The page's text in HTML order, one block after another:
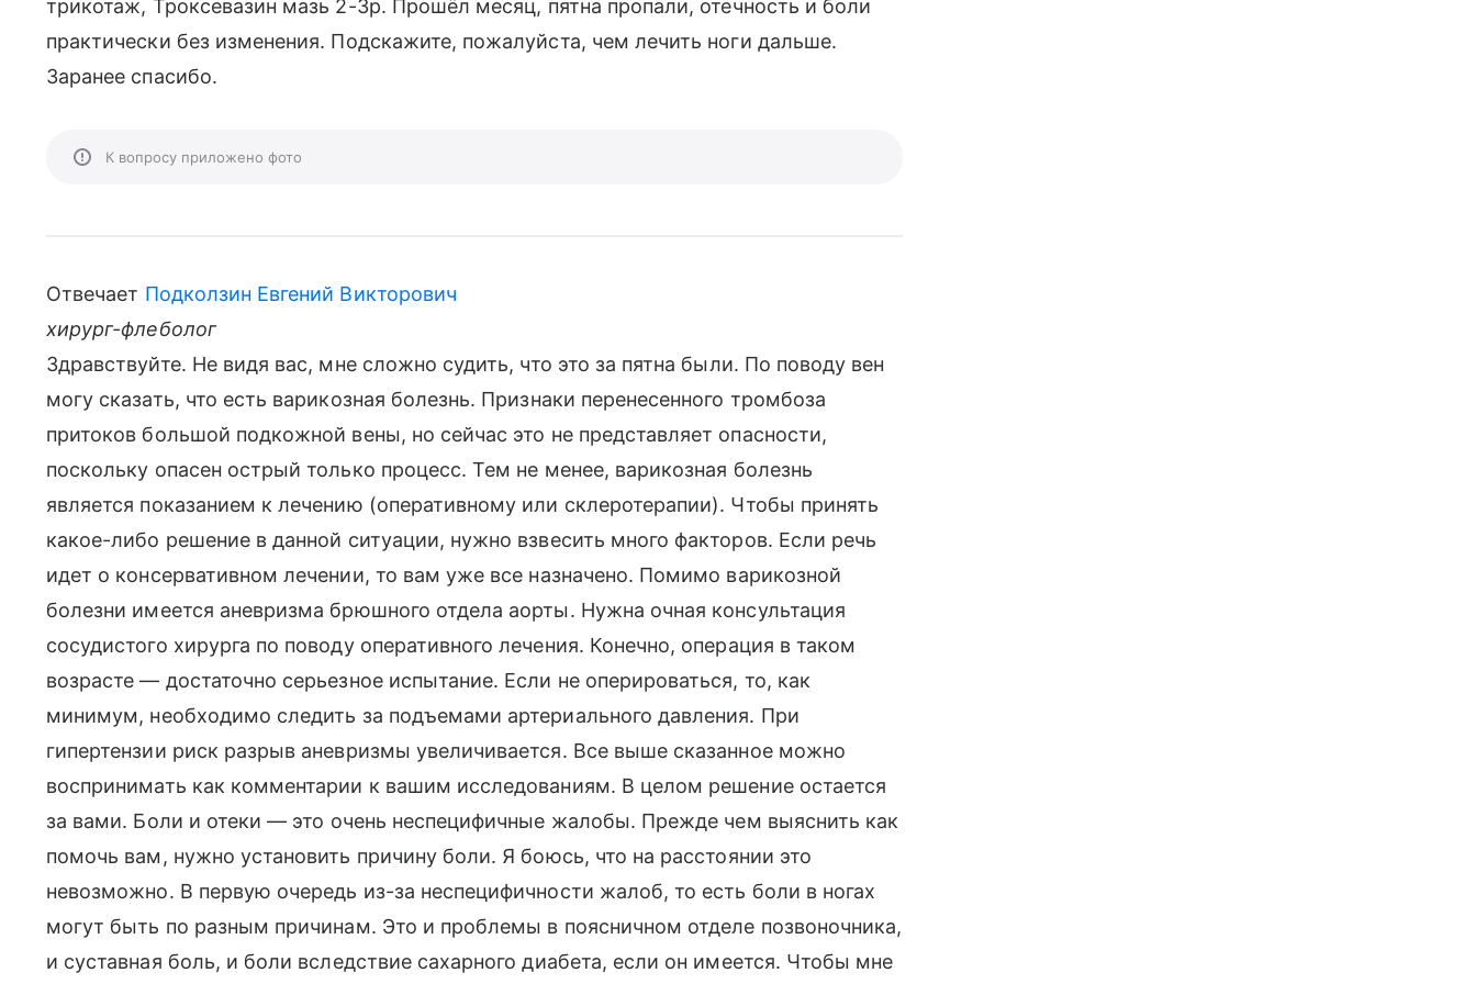
трикотаж, Троксевазин мазь 2-3р. Прошёл месяц, пятна пропали, отечность и боли
практически без изменения. Подскажите, пожалуйста, чем лечить ноги дальше.
Заранее спасибо.
К вопросу приложено фото
Отвечает Подколзин Евгений Викторович
хирург-флеболог
Здравствуйте. Не видя вас, мне сложно судить, что это за пятна были. По поводу вен
могу сказать, что есть варикозная болезнь. Признаки перенесенного тромбоза
притоков большой подкожной вены, но сейчас это не представляет опасности,
поскольку опасен острый только процесс. Тем не менее, варикозная болезнь
является показанием к лечению (оперативному или склеротерапии). Чтобы принять
какое-либо решение в данной ситуации, нужно взвесить много факторов. Если речь
идет о консервативном лечении, то вам уже все назначено. Помимо варикозной
болезни имеется аневризма брюшного отдела аорты. Нужна очная консультация
сосудистого хирурга по поводу оперативного лечения. Конечно, операция в таком
возрасте — достаточно серьезное испытание. Если не оперироваться, то, как
минимум, необходимо следить за подъемами артериального давления. При
гипертензии риск разрыв аневризмы увеличивается. Все выше сказанное можно
воспринимать как комментарии к вашим исследованиям. В целом решение остается
за вами. Боли и отеки — это очень неспецифичные жалобы. Прежде чем выяснить как
помочь вам, нужно установить причину боли. Я боюсь, что на расстоянии это
невозможно. В первую очередь из-за неспецифичности жалоб, то есть боли в ногах
могут быть по разным причинам. Это и проблемы в поясничном отделе позвоночника,
и суставная боль, и боли вследствие сахарного диабета, если он имеется. Чтобы мне